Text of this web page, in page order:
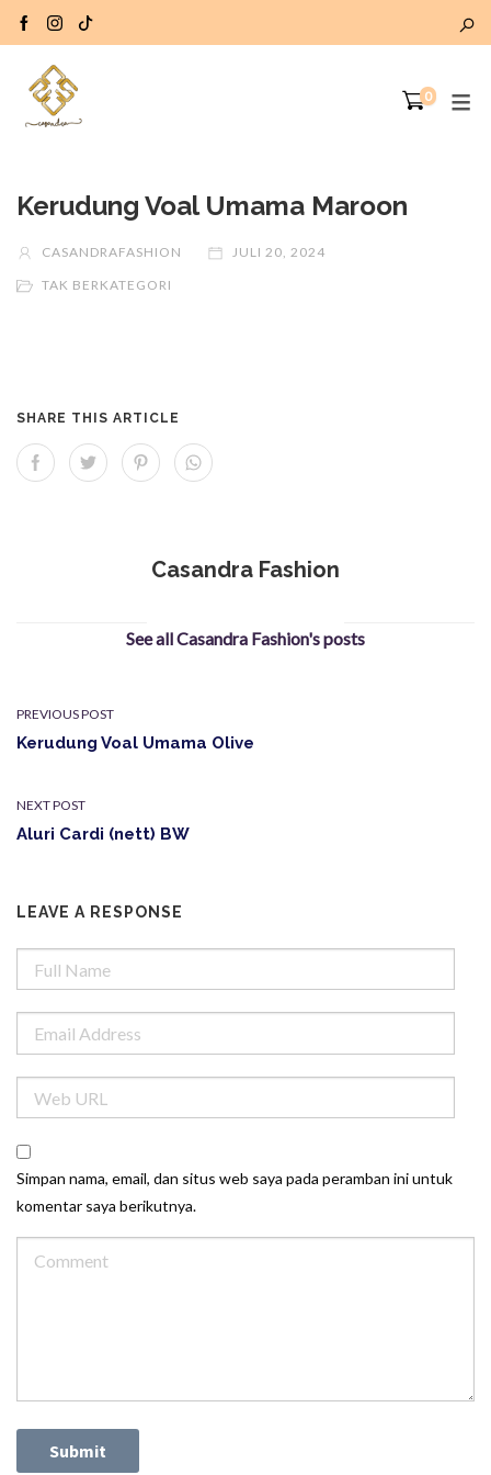
0
Kerudung Voal Umama Maroon
CASANDRAFASHION
JULI 20, 2024
TAK BERKATEGORI
SHARE THIS ARTICLE
Casandra Fashion
See all Casandra Fashion's posts
PREVIOUS POST
Kerudung Voal Umama Olive
NEXT POST
Aluri Cardi (nett) BW
LEAVE A RESPONSE
Simpan nama, email, dan situs web saya pada peramban ini untuk
komentar saya berikutnya.